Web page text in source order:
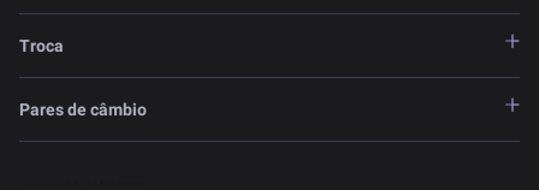
Troca
Pares de câmbio